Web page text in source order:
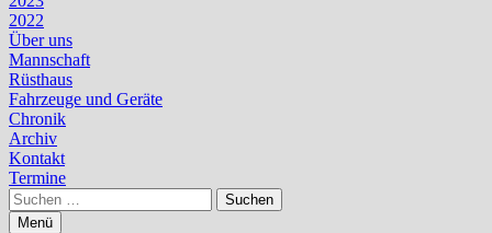
2022
Über uns
Mannschaft
Rüsthaus
Fahrzeuge und Geräte
Chronik
Archiv
Kontakt
Termine
Suchen
nach:
Menü